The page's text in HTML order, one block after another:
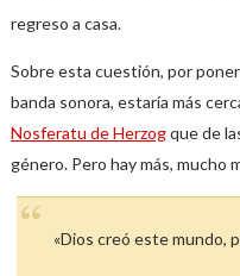
regreso a casa.
Sobre esta cuestión, por
banda sonora, estaría más
Nosferatu de Herzogque de
género. Pero hay más, mucho
«Dios creó este mundo,